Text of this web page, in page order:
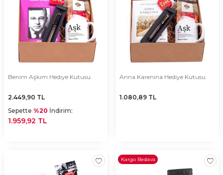
Benim Aşkım Hediye Kutusu
2.449,90 TL
Sepette %20 İndirim:
1.959,92 TL
Anna Karenina Hediye Kutusu
1.080,89 TL
Kargo Bedava